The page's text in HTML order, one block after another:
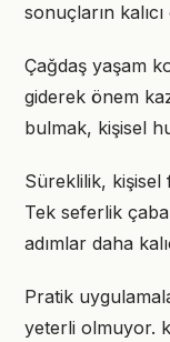
sonuçların kalıcı
Çağdaş yaşam
giderek önem
bulmak, kişisel
Süreklilik, kişisel
Tek seferlik
adımlar daha
Pratik
yeterli olmuyor.